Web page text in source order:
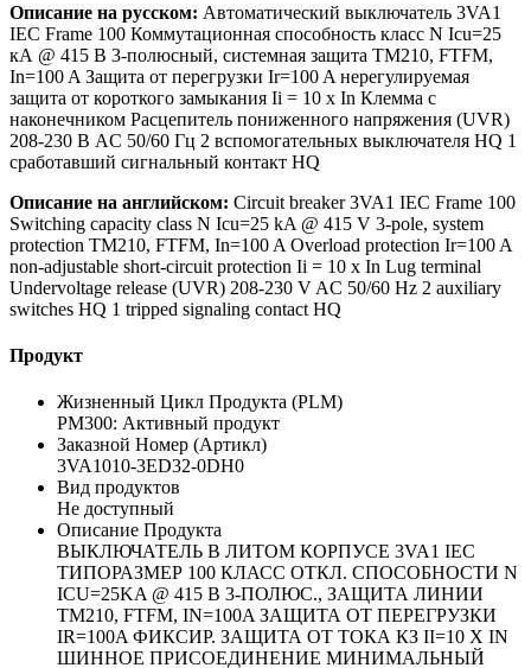
Описание на русском: Автоматический выключатель 3VA1
IEC Frame 100 Коммутационная способность класс N Icu=25
кА @ 415 В 3-полюсный, системная защита TM210, FTFM,
In=100 A Защита от перегрузки Ir=100 A нерегулируемая
защита от короткого замыкания Ii = 10 x In Клемма с
наконечником Расцепитель пониженного напряжения (UVR)
208-230 В AC 50/60 Гц 2 вспомогательных выключателя HQ 1
сработавший сигнальный контакт HQ
Описание на английском: Circuit breaker 3VA1 IEC Frame 100
Switching capacity class N Icu=25 kA @ 415 V 3-pole, system
protection TM210, FTFM, In=100 A Overload protection Ir=100 A
non-adjustable short-circuit protection Ii = 10 x In Lug terminal
Undervoltage release (UVR) 208-230 V AC 50/60 Hz 2 auxiliary
switches HQ 1 tripped signaling contact HQ
Продукт
Жизненный Цикл Продукта (PLM)
PM300: Активный продукт
Заказной Номер (Артикл)
3VA1010-3ED32-0DH0
Вид продуктов
Не доступный
Описание Продукта
ВЫКЛЮЧАТЕЛЬ В ЛИТОМ КОРПУСЕ 3VA1 IEC
ТИПОРАЗМЕР 100 КЛАСС ОТКЛ. СПОСОБНОСТИ N
ICU=25KA @ 415 В 3-ПОЛЮС., ЗАЩИТА ЛИНИИ
TM210, FTFM, IN=100A ЗАЩИТА ОТ ПЕРЕГРУЗКИ
IR=100A ФИКСИР. ЗАЩИТА ОТ ТОКА КЗ II=10 X IN
ШИННОЕ ПРИСОЕДИНЕНИЕ МИНИМАЛЬНЫЙ